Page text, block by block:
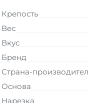
Крепость
Вес
Вкус
Бренд
Страна-
Основа
Нарезка